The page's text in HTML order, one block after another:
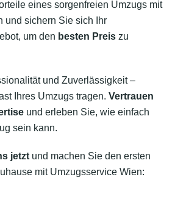
eines sorgenfreien Umzugs mit
und sichern Sie sich Ihr
um den besten Preis zu
und Zuverlässigkeit –
Ihres Umzugs tragen. Vertrauen
und erleben Sie, wie einfach
sein kann.
jetzt und machen Sie den ersten
mit Umzugsservice Wien: